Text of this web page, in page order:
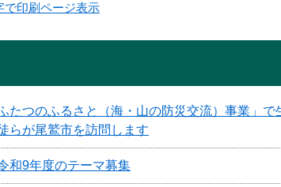
で印刷ページ表示
たつのふるさと（海・山の防災交流）事業」で
らが尾鷲市を訪問します
9年度のテーマ募集